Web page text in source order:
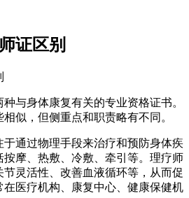
证区别
与身体康复有关的专业资格证书。
似，但侧重点和职责略有不同。
通过物理手段来治疗和预防身体疾
摩、热敷、冷敷、牵引等。理疗师
灵活性、改善血液循环等，从而促
医疗机构、康复中心、健康保健机